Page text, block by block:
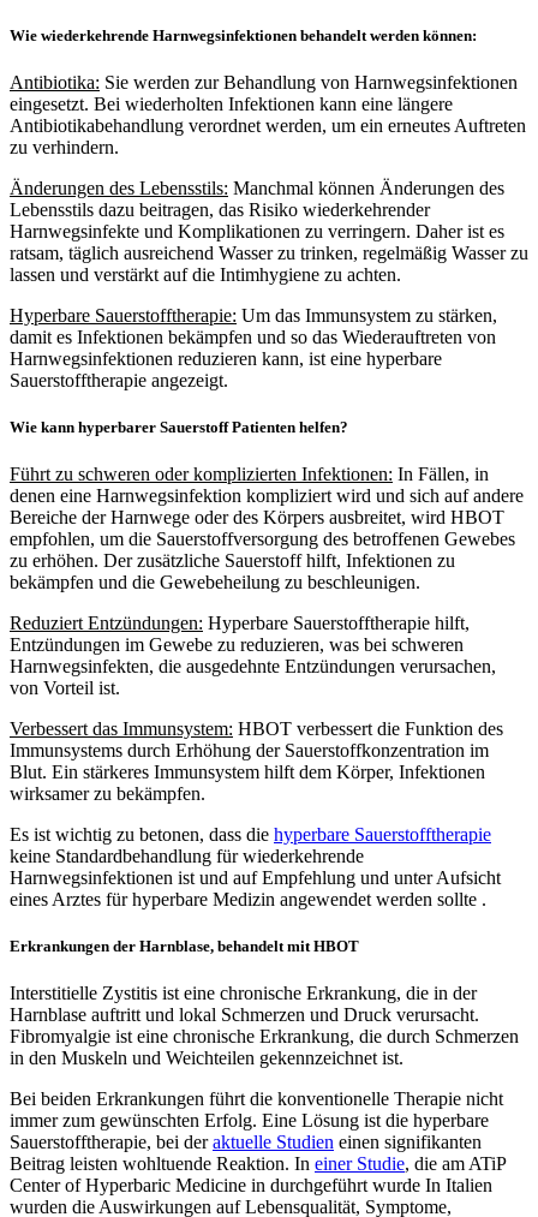
Wie wiederkehrende Harnwegsinfektionen behandelt werden können:
Antibiotika: Sie werden zur Behandlung von Harnwegsinfektionen
eingesetzt. Bei wiederholten Infektionen kann eine längere
Antibiotikabehandlung verordnet werden, um ein erneutes Auftreten
zu verhindern.
Änderungen des Lebensstils: Manchmal können Änderungen des
Lebensstils dazu beitragen, das Risiko wiederkehrender
Harnwegsinfekte und Komplikationen zu verringern. Daher ist es
ratsam, täglich ausreichend Wasser zu trinken, regelmäßig Wasser zu
lassen und verstärkt auf die Intimhygiene zu achten.
Hyperbare Sauerstofftherapie: Um das Immunsystem zu stärken,
damit es Infektionen bekämpfen und so das Wiederauftreten von
Harnwegsinfektionen reduzieren kann, ist eine hyperbare
Sauerstofftherapie angezeigt.
Wie kann hyperbarer Sauerstoff Patienten helfen?
Führt zu schweren oder komplizierten Infektionen: In Fällen, in
denen eine Harnwegsinfektion kompliziert wird und sich auf andere
Bereiche der Harnwege oder des Körpers ausbreitet, wird HBOT
empfohlen, um die Sauerstoffversorgung des betroffenen Gewebes
zu erhöhen. Der zusätzliche Sauerstoff hilft, Infektionen zu
bekämpfen und die Gewebeheilung zu beschleunigen.
Reduziert Entzündungen: Hyperbare Sauerstofftherapie hilft,
Entzündungen im Gewebe zu reduzieren, was bei schweren
Harnwegsinfekten, die ausgedehnte Entzündungen verursachen,
von Vorteil ist.
Verbessert das Immunsystem: HBOT verbessert die Funktion des
Immunsystems durch Erhöhung der Sauerstoffkonzentration im
Blut. Ein stärkeres Immunsystem hilft dem Körper, Infektionen
wirksamer zu bekämpfen.
Es ist wichtig zu betonen, dass die hyperbare Sauerstofftherapie
keine Standardbehandlung für wiederkehrende
Harnwegsinfektionen ist und auf Empfehlung und unter Aufsicht
eines Arztes für hyperbare Medizin angewendet werden sollte .
Erkrankungen der Harnblase, behandelt mit HBOT
Interstitielle Zystitis ist eine chronische Erkrankung, die in der
Harnblase auftritt und lokal Schmerzen und Druck verursacht.
Fibromyalgie ist eine chronische Erkrankung, die durch Schmerzen
in den Muskeln und Weichteilen gekennzeichnet ist.
Bei beiden Erkrankungen führt die konventionelle Therapie nicht
immer zum gewünschten Erfolg. Eine Lösung ist die hyperbare
Sauerstofftherapie, bei deraktuelle Studien einen signifikanten
Beitrag leisten wohltuende Reaktion. In einer Studie, die am ATiP
Center of Hyperbaric Medicine in durchgeführt wurde In Italien
wurden die Auswirkungen auf Lebensqualität, Symptome,